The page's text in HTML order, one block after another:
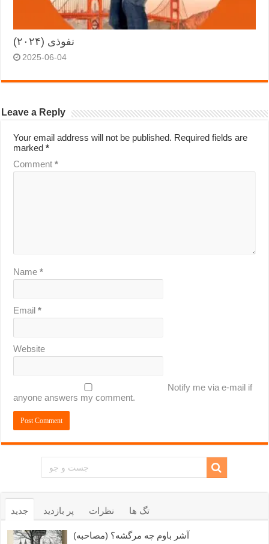
نفوذی (۲۰۲۴)
2025-06-04
Leave a Reply
Your email address will not be published. Required fields are
marked*
Comment*
Name*
Email*
Website
Notify me via e-mail if
anyone answers my comment.
جدید پر بازدید نظرات تگ ها
آشر باوم چه مرگشه؟ (مصاحبه)